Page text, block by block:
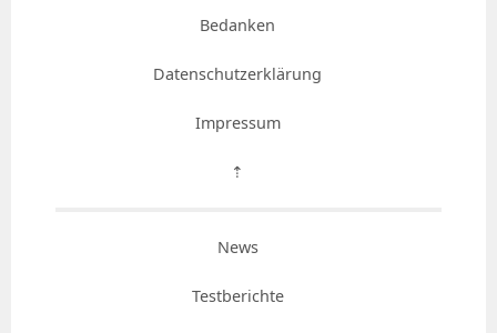
Bedanken
Datenschutzerklärung
Impressum
⇡
News
Testberichte